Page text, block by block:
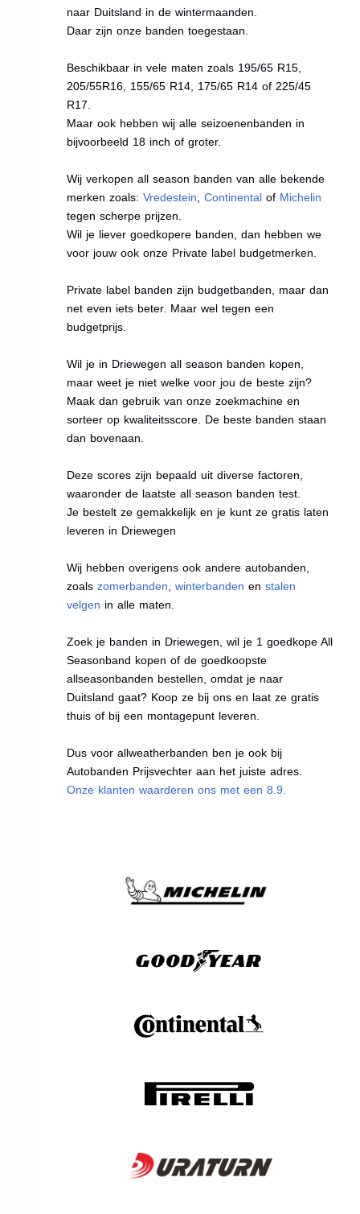
naar Duitsland in de wintermaanden.
Daar zijn onze banden toegestaan.
Beschikbaar in vele maten zoals 195/65 R15,
205/55R16, 155/65 R14, 175/65 R14 of 225/45
R17.
Maar ook hebben wij alle seizoenenbanden in
bijvoorbeeld 18 inch of groter.
Wij verkopen all season banden van alle bekende
merken zoals:Vredestein ,Continental of Michelin
tegen scherpe prijzen.
Wil je liever goedkopere banden, dan hebben we
voor jouw ook onze Private label budgetmerken.
Private label banden zijn budgetbanden, maar dan
net even iets beter. Maar wel tegen een
budgetprijs.
Wil je in Driewegen all season banden kopen,
maar weet je niet welke voor jou de beste zijn?
Maak dan gebruik van onze zoekmachine en
sorteer op kwaliteitsscore. De beste banden staan
dan bovenaan.
Deze scores zijn bepaald uit diverse factoren,
waaronder de laatste all season banden test.
Je bestelt ze gemakkelijk en je kunt ze gratis laten
leveren in Driewegen
Wij hebben overigens ook andere autobanden,
zoalszomerbanden ,winterbanden enstalen
velgen in alle maten.
Zoek je banden in Driewegen, wil je 1 goedkope All
Seasonband kopen of de goedkoopste
allseasonbanden bestellen, omdat je naar
Duitsland gaat? Koop ze bij ons en laat ze gratis
thuis of bij een montagepunt leveren.
Dus voor allweatherbanden ben je ook bij
Autobanden Prijsvechter aan het juiste adres.
Onze klanten waarderen ons met een 8.9.